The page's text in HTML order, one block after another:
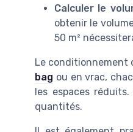
Calculer le
obtenir le
50 m²
Le conditionnement
bag ou en vrac,
les espaces
quantités.